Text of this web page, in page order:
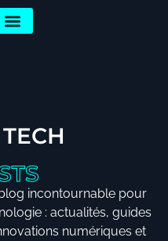
incontournable pour
: actualités, guides
numériques et